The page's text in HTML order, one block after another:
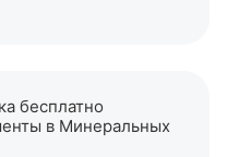
бесплатно
в Минеральных